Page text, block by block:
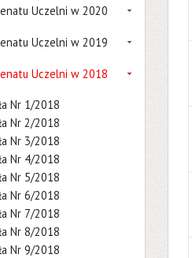
Uczelni w 2020
Uczelni w 2019
Uczelni w 2018
Nr 1/2018
Nr 2/2018
Nr 3/2018
Nr 4/2018
Nr 5/2018
Nr 6/2018
Nr 7/2018
Nr 8/2018
Nr 9/2018